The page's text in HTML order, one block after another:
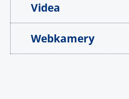
Videa
Webkamery